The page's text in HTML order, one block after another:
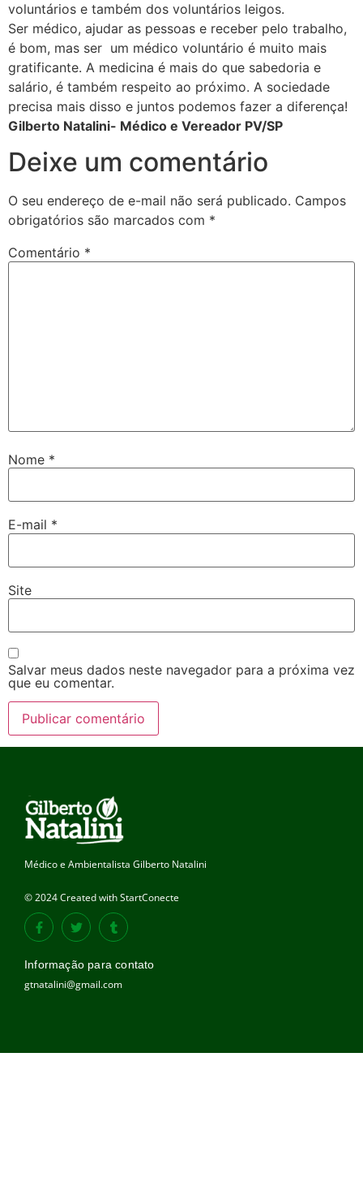
voluntários e também dos voluntários leigos.
Ser médico, ajudar as pessoas e receber pelo trabalho,
é bom, mas ser um médico voluntário é muito mais
gratificante. A medicina é mais do que sabedoria e
salário, é também respeito ao próximo. A sociedade
precisa mais disso e juntos podemos fazer a diferença!
Gilberto Natalini- Médico e Vereador PV/SP
Deixe um comentário
O seu endereço de e-mail não será publicado. Campos
obrigatórios são marcados com *
Comentário *
Nome *
E-mail *
Site
Salvar meus dados neste navegador para a próxima vez
que eu comentar.
Médico e Ambientalista Gilberto Natalini
© 2024 Created with StartConecte
Informação para contato
gtnatalini@gmail.com